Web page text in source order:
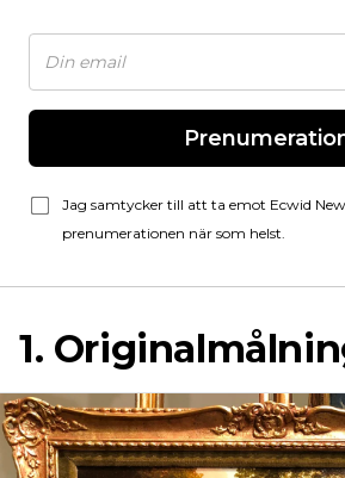
Jag samtycker till att ta emot Ecwid
prenumerationen när som helst.
1.